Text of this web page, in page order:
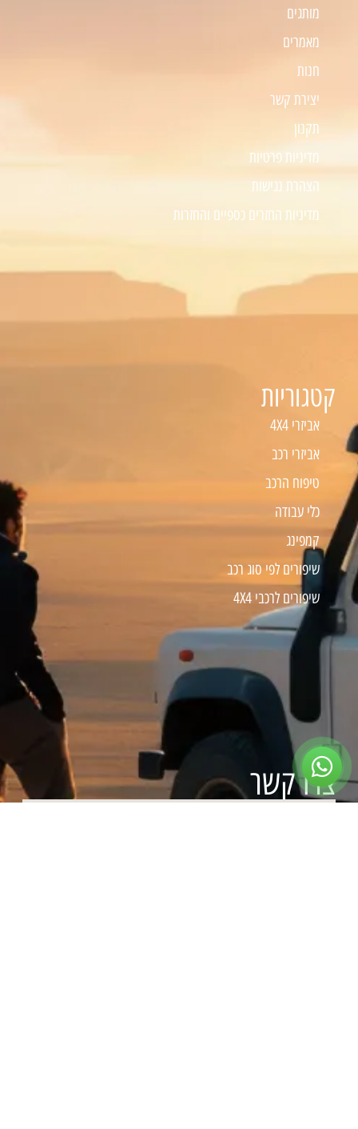
מותגים
מאמרים
חנות
יצירת קשר
תקנון
מדיניות פרטיות
הצהרת נגישות
מדיניות החזרים כספיים והחזרות
קטגוריות
אביזרי 4X4
אביזרי רכב
טיפוח הרכב
כלי עבודה
קמפינג
שיפורים לפי סוג רכב
שיפורים לרכבי 4X4
צרו קשר